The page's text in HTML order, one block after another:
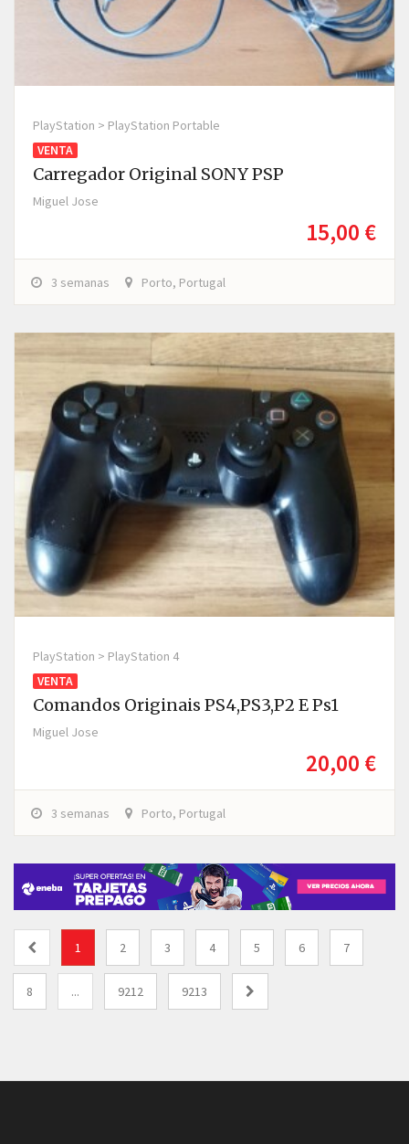
PlayStation > PlayStation Portable
VENTA
Carregador Original SONY PSP
Miguel Jose
15,00 €
3 semanas Porto, Portugal
PlayStation > PlayStation 4
VENTA
Comandos Originais PS4,PS3,P2 E Ps1
Miguel Jose
20,00 €
3 semanas Porto, Portugal
1 2 3 4 5 6 7
8 ... 9212 9213